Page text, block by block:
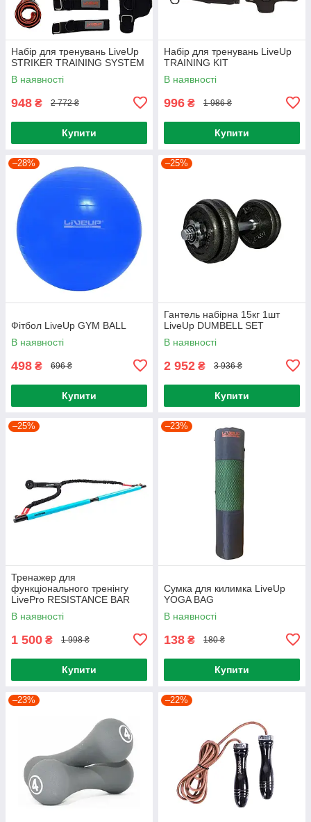
Набiр для тренувань LiveUp
STRIKER TRAINING SYSTEM
В наявності
948 ₴ 2 772 ₴
Купити
Набір для тренувань LiveUp
TRAINING KIT
В наявності
996 ₴ 1 986 ₴
Купити
–28%
Фітбол LiveUp GYM BALL
В наявності
498 ₴ 696 ₴
Купити
–25%
Гантель набірна 15кг 1шт
LiveUp DUMBELL SET
В наявності
2 952 ₴ 3 936 ₴
Купити
–25%
Тренажер для
функціонального тренінгу
LivePro RESISTANCE BAR
SET
В наявності
1 500 ₴ 1 998 ₴
Купити
–23%
Сумка для килимка LiveUp
YOGA BAG
В наявності
138 ₴ 180 ₴
Купити
–23% –22%